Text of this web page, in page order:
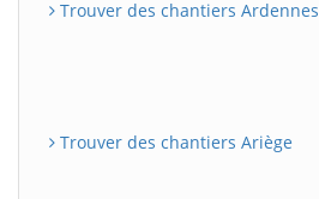
Trouver des chantiers Ardennes
Trouver des chantiers Ariège